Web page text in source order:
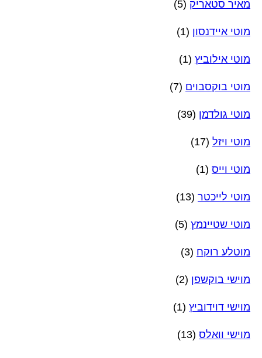
מאיר סטאריק (5)
מוטי איידנסון (1)
מוטי אילוביץ (1)
מוטי בוקסבוים (7)
מוטי גולדמן (39)
מוטי ויזל (17)
מוטי וייס (1)
מוטי לייכטר (13)
מוטי שטיינמץ (5)
מוטלע רוקח (3)
מוישי בוקשפן (2)
מוישי דוידוביץ (1)
מוישי וואלס (13)